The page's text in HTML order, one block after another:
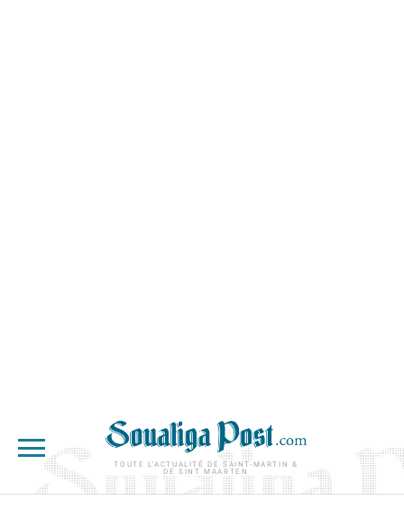
TOUTE L'ACTUALITÉ DE SAINT-MARTIN &
DE SINT MAARTEN